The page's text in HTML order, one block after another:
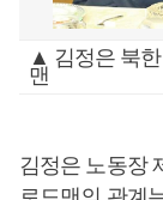
▲ 김정은 북
맨
김정은 노동장